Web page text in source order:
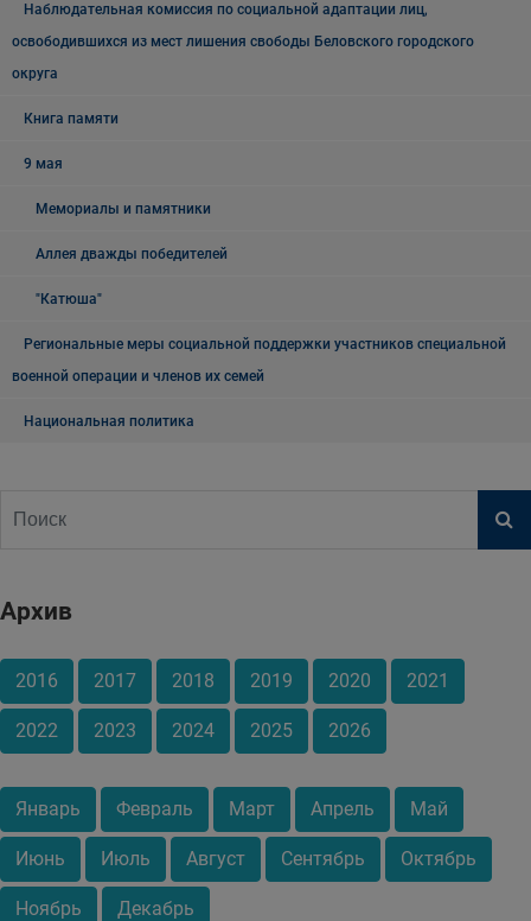
Наблюдательная комиссия по социальной адаптации лиц,
освободившихся из мест лишения свободы Беловского городского
округа
Книга памяти
9 мая
Мемориалы и памятники
Аллея дважды победителей
"Катюша"
Региональные меры социальной поддержки участников специальной
военной операции и членов их семей
Национальная политика
Архив
2016 2017 2018 2019 2020 2021
2022 2023 2024 2025 2026
Январь Февраль Март Апрель Май
Июнь Июль Август Сентябрь Октябрь
Ноябрь Декабрь